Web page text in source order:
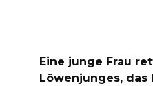
Eine junge Frau
Löwenjunges, das